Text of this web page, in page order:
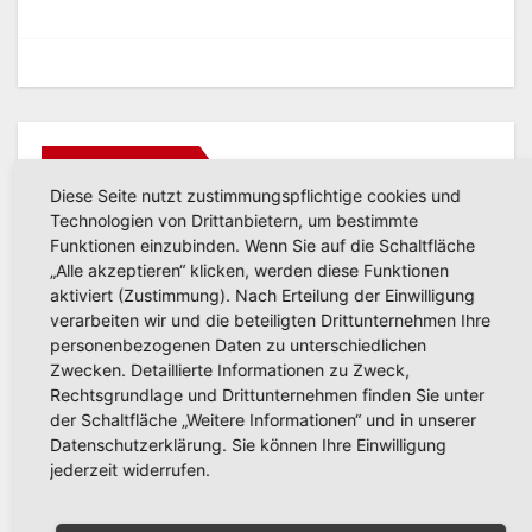
Arnsberger gratulieren der
Partnerstadt Olesno zum
800-jährigen Stadtjubiläum
JULI 27, 2026 RONNY GÄNGLER
Diese Seite nutzt zustimmungspflichtige cookies und
Technologien von Drittanbietern, um bestimmte
Funktionen einzubinden. Wenn Sie auf die Schaltfläche
„Alle akzeptieren“ klicken, werden diese Funktionen
aktiviert (Zustimmung). Nach Erteilung der Einwilligung
verarbeiten wir und die beteiligten Drittunternehmen Ihre
personenbezogenen Daten zu unterschiedlichen
Zwecken. Detaillierte Informationen zu Zweck,
Rechtsgrundlage und Drittunternehmen finden Sie unter
der Schaltfläche „Weitere Informationen“ und in unserer
Datenschutzerklärung. Sie können Ihre Einwilligung
jederzeit widerrufen.